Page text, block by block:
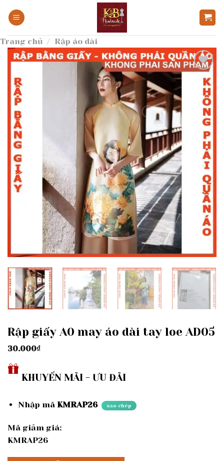
qua
dung
Trang chủ / Rập áo dài
Add to
wishlist
Rập giấy A0 may áo dài tay loe AD05
30.000₫
KHUYẾN MÃI - ƯU ĐÃI
Nhập mã KMRAP26 sao chép
Mã giảm giá:
KMRAP26